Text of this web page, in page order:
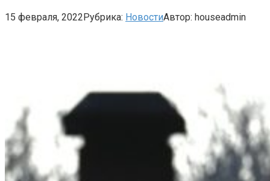
15 февраля, 2022Рубрика: НовостиАвтор: houseadmin